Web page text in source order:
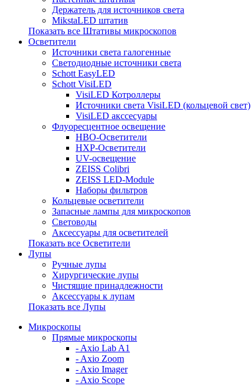
Держатель для источников света
MikstaLED штатив
Показать все Штативы микроскопов
Осветители
Источники света галогенные
Светодиодные источники света
Schott EasyLED
Schott VisiLED
VisiLED Котроллеры
Источники света VisiLED (кольцевой свет)
VisiLED акссесуары
Флуоресцентное освещение
HBO-Осветители
HXP-Осветители
UV-освещение
ZEISS Colibri
ZEISS LED-Module
Наборы фильтров
Кольцевые осветители
Запасные лампы для микроскопов
Световоды
Аксессуары для осветителей
Показать все Осветители
Лупы
Ручные лупы
Хирургические лупы
Чистящие принадлежности
Аксессуары к лупам
Показать все Лупы
Микроскопы
Прямые микроскопы
- Axio Lab A1
- Axio Zoom
- Axio Imager
- Axio Scope